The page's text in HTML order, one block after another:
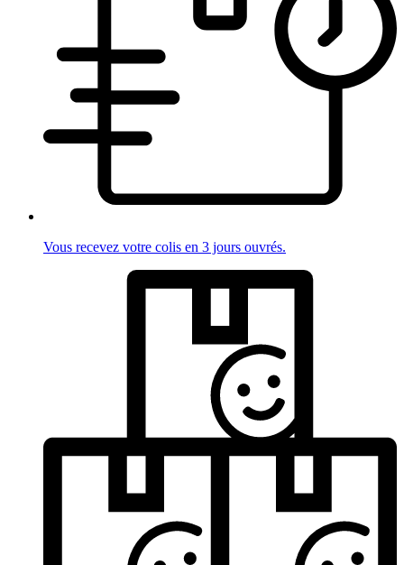
Vous recevez votre colis en 3 jours ouvrés.